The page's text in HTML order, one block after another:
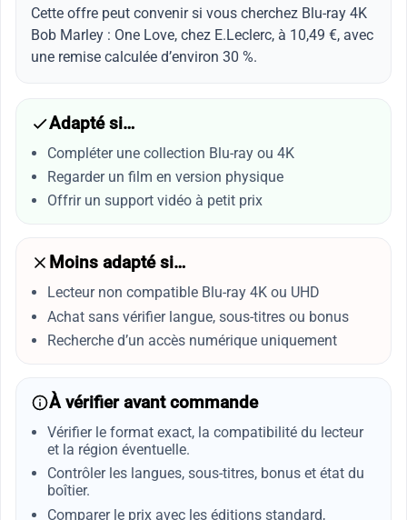
Cette offre peut convenir si vous cherchez Blu-ray 4K
Bob Marley : One Love, chez E.Leclerc, à 10,49 €, avec
une remise calculée d’environ 30 %.
Adapté si…
Compléter une collection Blu-ray ou 4K
Regarder un film en version physique
Offrir un support vidéo à petit prix
Moins adapté si…
Lecteur non compatible Blu-ray 4K ou UHD
Achat sans vérifier langue, sous-titres ou bonus
Recherche d’un accès numérique uniquement
À vérifier avant commande
Vérifier le format exact, la compatibilité du lecteur
et la région éventuelle.
Contrôler les langues, sous-titres, bonus et état du
boîtier.
Comparer le prix avec les éditions standard,